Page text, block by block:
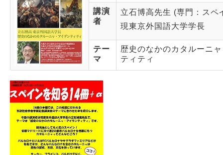
講演
者
立石博高先生 (専門：スペ
現東京外国語大学学長
テー
マ
歴史のなかのカタルーニ
ティティ